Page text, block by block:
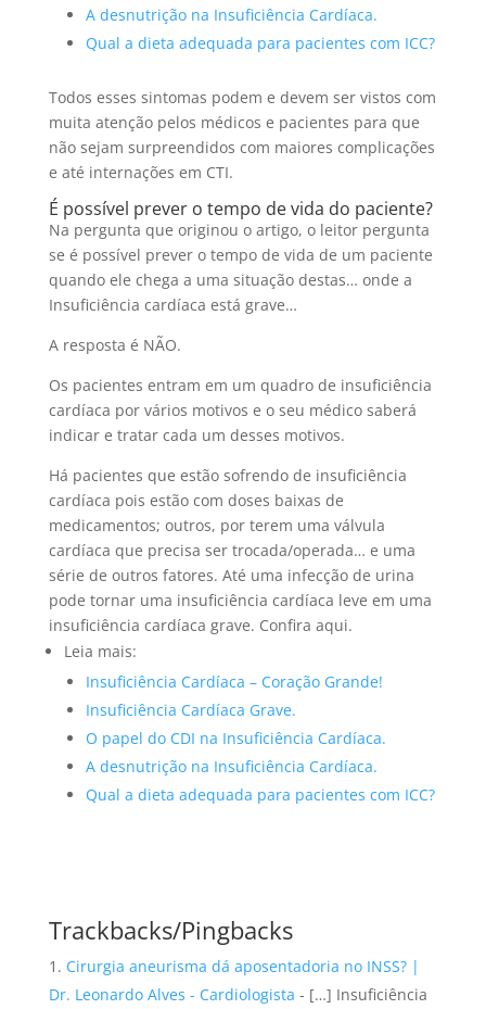
A desnutrição na Insuficiência Cardíaca.
Qual a dieta adequada para pacientes com ICC?
Todos esses sintomas podem e devem ser vistos com
muita atenção pelos médicos e pacientes para que
não sejam surpreendidos com maiores complicações
e até internações em CTI.
É possível prever o tempo de vida do paciente?
Na pergunta que originou o artigo, o leitor pergunta
se é possível prever o tempo de vida de um paciente
quando ele chega a uma situação destas… onde a
Insuficiência cardíaca está grave…
A resposta é NÃO.
Os pacientes entram em um quadro de insuficiência
cardíaca por vários motivos e o seu médico saberá
indicar e tratar cada um desses motivos.
Há pacientes que estão sofrendo de insuficiência
cardíaca pois estão com doses baixas de
medicamentos; outros, por terem uma válvula
cardíaca que precisa ser trocada/operada… e uma
série de outros fatores. Até uma infecção de urina
pode tornar uma insuficiência cardíaca leve em uma
insuficiência cardíaca grave. Confira aqui.
Leia mais:
Insuficiência Cardíaca – Coração Grande!
Insuficiência Cardíaca Grave.
O papel do CDI na Insuficiência Cardíaca.
A desnutrição na Insuficiência Cardíaca.
Qual a dieta adequada para pacientes com ICC?
Trackbacks/Pingbacks
Cirurgia aneurisma dá aposentadoria no INSS? |
Dr. Leonardo Alves - Cardiologista - […] Insuficiência